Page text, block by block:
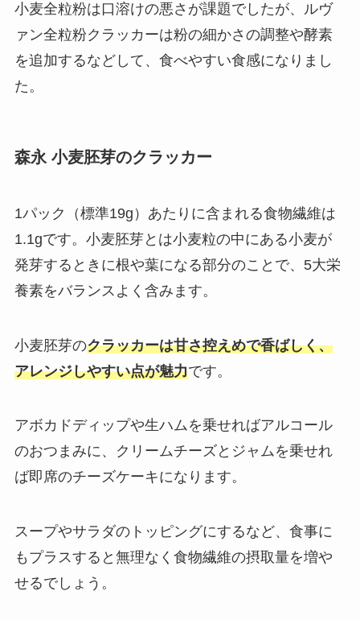
小麦全粒粉は口溶けの悪さが課題でしたが、ルヴ
ァン全粒粉クラッカーは粉の細かさの調整や酵素
を追加するなどして、食べやすい食感になりまし
た。
森永 小麦胚芽のクラッカー
1パック（標準19g）あたりに含まれる食物繊維は
1.1gです。小麦胚芽とは小麦粒の中にある小麦が
発芽するときに根や葉になる部分のことで、5大栄
養素をバランスよく含みます。
小麦胚芽のクラッカーは甘さ控えめで香ばしく、
アレンジしやすい点が魅力です。
アボカドディップや生ハムを乗せればアルコール
のおつまみに、クリームチーズとジャムを乗せれ
ば即席のチーズケーキになります。
スープやサラダのトッピングにするなど、食事に
もプラスすると無理なく食物繊維の摂取量を増や
せるでしょう。